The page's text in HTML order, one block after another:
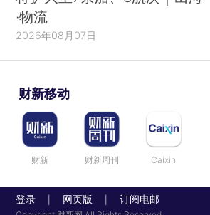
·物流
2026年08月07日
财新移动
财新 财新周刊 Caixin
登录 网页版 订阅电邮